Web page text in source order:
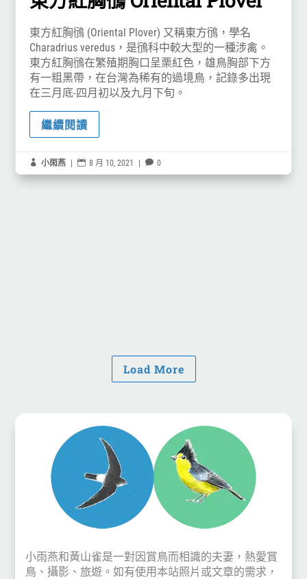
東方紅胸鴴 (Oriental Plover) 又稱東方鴴，學名
Charadrius veredus，是鴴科中較大型的一種涉禽。
東方紅胸鴴在繁殖期胸口呈栗紅色，雄鳥胸部下方
有一粗黑帶，在台灣為稀有的過境鳥，記錄多出現
在三月底-四月初以及九月下旬。
繼續閱讀
 小雨燕 |  8 月 10, 2021 |  0
Load More
小雨燕和黃山雀是一對因賞鳥而相識的夫妻，熱愛賞
鳥、攝影、旅遊。如有使用本站照片或文章的需求，